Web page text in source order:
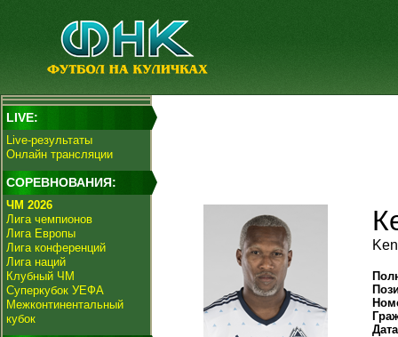
LIVE:
Live-результаты
Онлайн трансляции
СОРЕВНОВАНИЯ:
ЧМ 2026
Лига чемпионов
Лига Европы
Лига конференций
Лига наций
Клубный ЧМ
Суперкубок УЕФА
Межконтинентальный
кубок